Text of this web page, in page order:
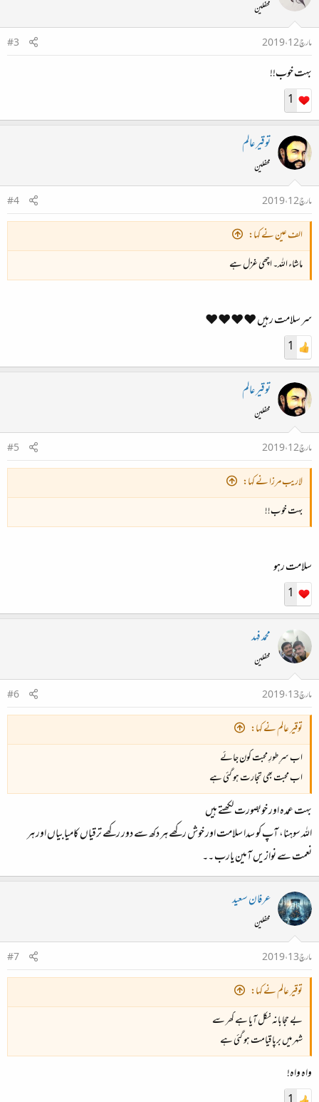
محفلین
مارچ 12، 2019
#3
بہت خوب!!
1
توقیر عالم
محفلین
مارچ 12، 2019
#4
الف عین نے کہا:
ماشاء اللہ۔ اچھی غزل ہے
سر سلامت رہیں ❤❤❤❤
1
توقیر عالم
محفلین
مارچ 12، 2019
#5
لاریب مرزا نے کہا:
بہت خوب!!
سلامت رہو
1
محمد فہد
محفلین
مارچ 13، 2019
#6
توقیر عالم نے کہا:
اب سرِ طورِ محبت کون جائے
اب محبت بھی تجارت ہو گئی ہے
بہت عمدہ اور خوبصورت لکھتے ہیں
اللہ سوہنا، آپ کو سدا سلامت اور خوش رکھے ہر دکھ سے دور رکھے ترقیاں کامیابیاں اور ہر
نعمت سے نوازیں آمین یارب ۔۔
عرفان سعید
محفلین
مارچ 13، 2019
#7
توقیر عالم نے کہا:
بے حجابانہ نکل آیا ہے گھر سے
شہر میں برپا قیامت ہو گئی ہے
واہ واہ!